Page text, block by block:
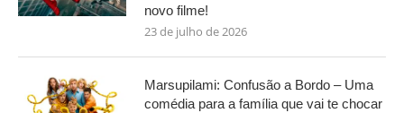
novo filme!
23 de julho de 2026
Marsupilami: Confusão a Bordo – Uma
comédia para a família que vai te chocar